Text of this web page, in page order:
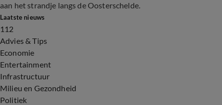
aan het strandje langs de Oosterschelde.
Laatste nieuws
112
Advies & Tips
Economie
Entertainment
Infrastructuur
Milieu en Gezondheid
Politiek